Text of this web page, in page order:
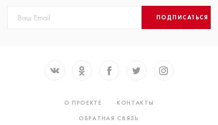
ПОДПИСАТЬСЯ
О ПРОЕКТЕ
КОНТАКТЫ
ОБРАТНАЯ СВЯЗЬ